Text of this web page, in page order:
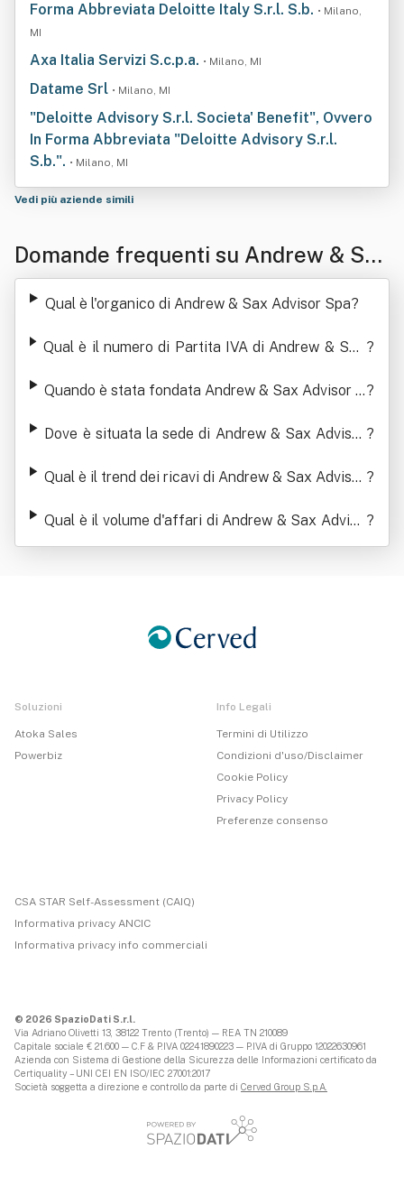
Forma Abbreviata Deloitte Italy S.r.l. S.b. • Milano,
MI
Axa Italia Servizi S.c.p.a. • Milano, MI
Datame Srl • Milano, MI
"Deloitte Advisory S.r.l. Societa' Benefit", Ovvero
In Forma Abbreviata "Deloitte Advisory S.r.l.
S.b.". • Milano, MI
Vedi più aziende simili
Domande frequenti su Andrew & Sax
Advisor Spa
Qual è l'organico di Andrew & Sax Advisor Spa?
Qual è il numero di Partita IVA di Andrew & Sax ?
Quando è stata fondata Andrew & Sax Advisor S?
Dove è situata la sede di Andrew & Sax Advisor ?
Qual è il trend dei ricavi di Andrew & Sax Advisor ?
Qual è il volume d'affari di Andrew & Sax Adviso
r Spa
?
Soluzioni
Atoka Sales
Powerbiz
Info Legali
Termini di Utilizzo
Condizioni d'uso/Disclaimer
Cookie Policy
Privacy Policy
Preferenze consenso
CSA STAR Self-Assessment (CAIQ)
Informativa privacy ANCIC
Informativa privacy info commerciali
© 2026 SpazioDati S.r.l.
Via Adriano Olivetti 13, 38122 Trento (Trento) — REA TN 210089
Capitale sociale € 21.600 — C.F & P.IVA 02241890223 — P.IVA di Gruppo 12022630961
Azienda con Sistema di Gestione della Sicurezza delle Informazioni certificato da
Certiquality – UNI CEI EN ISO/IEC 27001:2017
Società soggetta a direzione e controllo da parte di Cerved Group S.p.A.